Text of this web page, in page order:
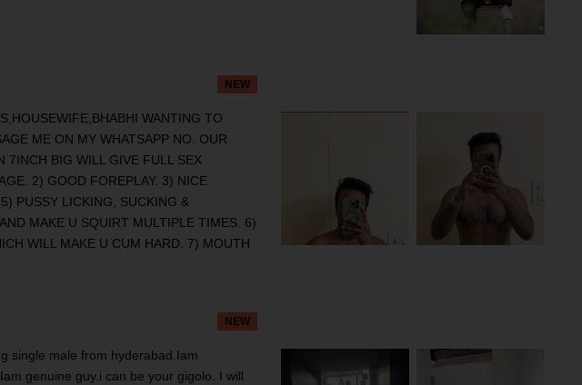
NEW
WANTING TO
ME ON MY WHATSAPP NO. OUR
7INCH BIG WILL GIVE FULL SEX
2) GOOD FOREPLAY. 3) NICE
PUSSY LICKING, SUCKING &
MAKE U SQUIRT MULTIPLE TIMES. 6)
WILL MAKE U CUM HARD. 7) MOUTH
NEW
single male from hyderabad.Iam
genuine guy.i can be your gigolo. I will